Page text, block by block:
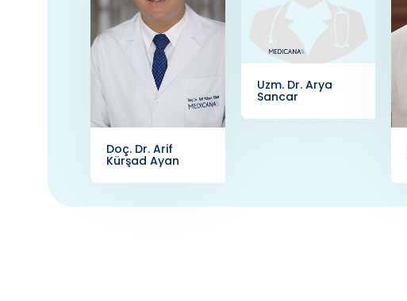
Doç. Dr. Arif
Kürşad Ayan
Uzm. Dr. Arya
Sancar